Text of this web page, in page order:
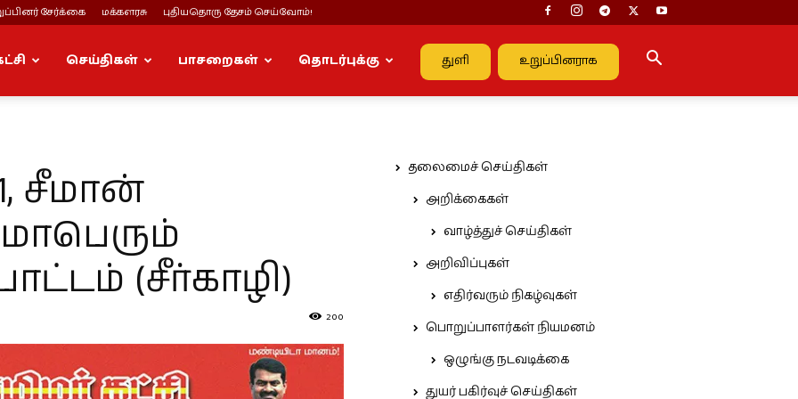
சேர்க்கை மக்களரசு புதியதொரு தேசம் செய்வோம்!
துளி உறுப்பினராக
செய்திகள் பாசறைகள் தொடர்புக்கு
சீமான்
(சீர்காழி)
200
தலைமைச் செய்திகள்
அறிக்கைகள்
வாழ்த்துச் செய்திகள்
அறிவிப்புகள்
எதிர்வரும் நிகழ்வுகள்
பொறுப்பாளர்கள் நியமனம்
ஒழுங்கு நடவடிக்கை
துயர் பகிர்வுச் செய்திகள்